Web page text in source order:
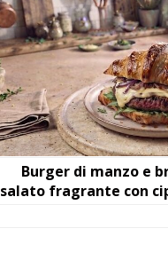
Burger di manzo e
salato fragrante con